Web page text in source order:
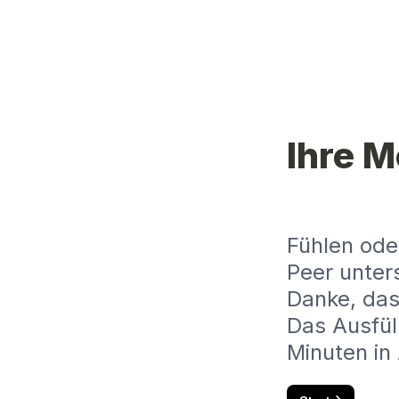
Ihre
Fühlen
Peer
Danke,
Das
Minuten